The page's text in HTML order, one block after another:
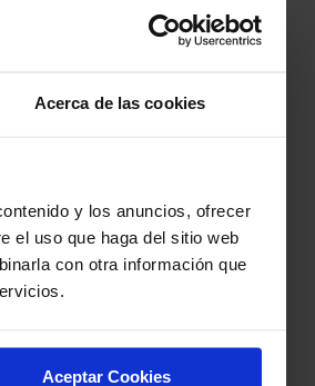
Acerca de las cookies
y los anuncios, ofrecer
el uso que haga del sitio web
con otra información que
Aceptar Cookies